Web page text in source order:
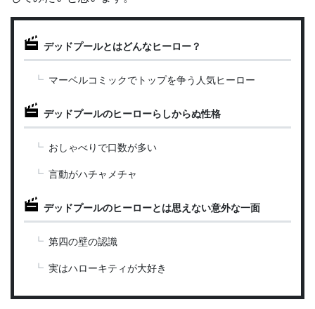
デッドプールとはどんなヒーロー？
マーベルコミックでトップを争う人気ヒーロー
デッドプールのヒーローらしからぬ性格
おしゃべりで口数が多い
言動がハチャメチャ
デッドプールのヒーローとは思えない意外な一面
第四の壁の認識
実はハローキティが大好き